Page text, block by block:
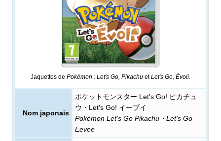
Jaquettes de Pokémon : Let's Go, Pikachu etLet's Go, Évoli
Nom japonais
ポケットモンスター Let's Go! ピカチュ
ウ・Let's Go! イーブイ
Pokémon Let's Go Pikachu・Let's Go
Eevee